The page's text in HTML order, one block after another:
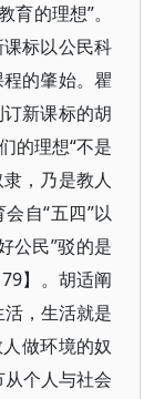
的理想”。
标以公民科
的肇始。瞿
新课标的胡
的理想“不是
，乃是教人
自“五四”以
公民”驳的是
】。胡适阐
，生活就是
做环境的奴
个人与社会